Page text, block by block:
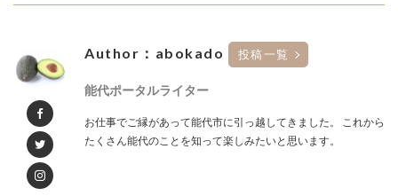
Author：abokado 投稿一覧
能代ポータルライター
お仕事でご縁があって能代市に引っ越してきました。 これから
たくさん能代のことを知って楽しみたいと思います。